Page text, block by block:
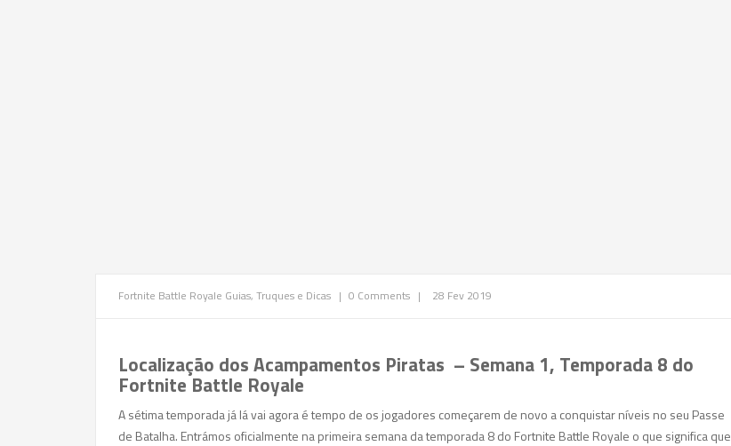
Fortnite Battle Royale Guias, Truques e Dicas | 0 Comments | 28 Fev 2019
Localização dos Acampamentos Piratas – Semana 1, Temporada 8 do
Fortnite Battle Royale
A sétima temporada já lá vai agora é tempo de os jogadores começarem de novo a conquistar níveis no seu Passe
de Batalha. Entrámos oficialmente na primeira semana da temporada 8 do Fortnite Battle Royale o que significa que